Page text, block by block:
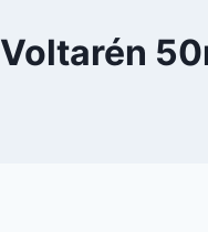
Voltarén